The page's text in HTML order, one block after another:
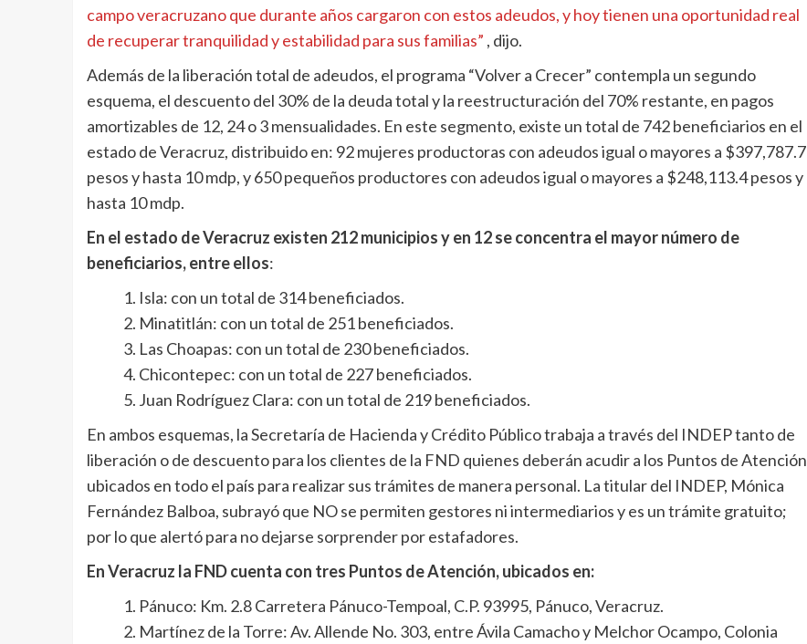
campo veracruzano que durante años cargaron con estos adeudos, y hoy tienen una oportunidad real
de recuperar tranquilidad y estabilidad para sus familias” , dijo.
Además de la liberación total de adeudos, el programa “Volver a Crecer” contempla un segundo
esquema, el descuento del 30% de la deuda total y la reestructuración del 70% restante, en pagos
amortizables de 12, 24 o 3 mensualidades. En este segmento, existe un total de 742 beneficiarios en el
estado de Veracruz, distribuido en: 92 mujeres productoras con adeudos igual o mayores a $397,787.7
pesos y hasta 10 mdp, y 650 pequeños productores con adeudos igual o mayores a $248,113.4 pesos y
hasta 10 mdp.
En el estado de Veracruz existen 212 municipios y en 12 se concentra el mayor número de
beneficiarios, entre ellos:
Isla: con un total de 314 beneficiados.
Minatitlán: con un total de 251 beneficiados.
Las Choapas: con un total de 230 beneficiados.
Chicontepec: con un total de 227 beneficiados.
Juan Rodríguez Clara: con un total de 219 beneficiados.
En ambos esquemas, la Secretaría de Hacienda y Crédito Público trabaja a través del INDEP tanto de
liberación o de descuento para los clientes de la FND quienes deberán acudir a los Puntos de Atención
ubicados en todo el país para realizar sus trámites de manera personal. La titular del INDEP, Mónica
Fernández Balboa, subrayó que NO se permiten gestores ni intermediarios y es un trámite gratuito;
por lo que alertó para no dejarse sorprender por estafadores.
En Veracruz la FND cuenta con tres Puntos de Atención, ubicados en:
Pánuco: Km. 2.8 Carretera Pánuco-Tempoal, C.P. 93995, Pánuco, Veracruz.
Martínez de la Torre: Av. Allende No. 303, entre Ávila Camacho y Melchor Ocampo, Colonia